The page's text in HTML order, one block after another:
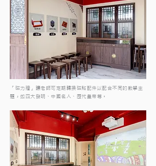
「磁力牆」讓老師可定期轉換磁貼配件以配合不同的教學主
題，如四大發明、中國名人、歷代皇帝等。